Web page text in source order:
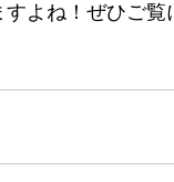
よね！ぜひご覧